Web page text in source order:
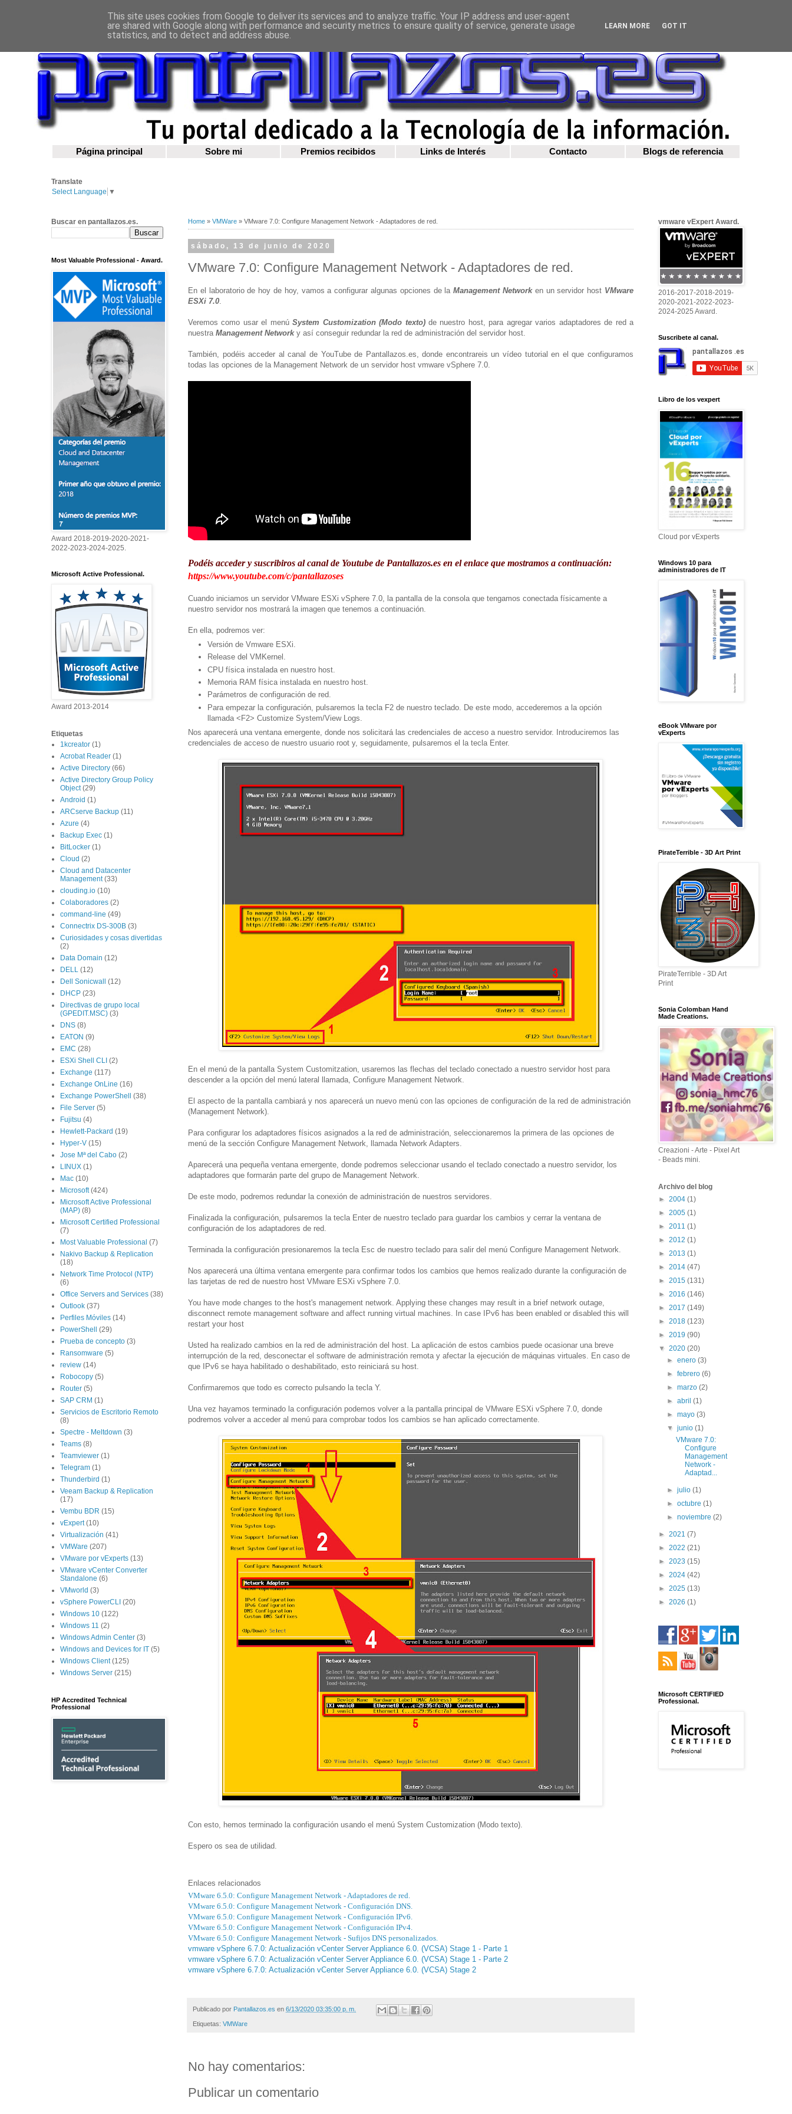
Página principal Sobre mi Premios recibidos Links de Interés Contacto Blogs de referencia
Translate
Select Language ▼
Home » VMWare » VMware 7.0: Configure Management Network - Adaptadores de red.
sábado, 13 de junio de 2020
VMware 7.0: Configure Management Network - Adaptadores de red.
En el laboratorio de hoy de hoy, vamos a configurar algunas opciones de laManagement Networken un servidor host VMware
ESXi 7.0
Veremos como usar el menúSystem Customization (Modo texto)de nuestro host, para agregar varios adaptadores de red a
nuestra Management Networky así conseguir redundar la red de administración del servidor host.
También, podéis acceder al canal de YouTube de Pantallazos.es, donde encontrareis un vídeo tutorial en el que configuramos
todas las opciones de la Management Network de un servidor host vmware vSphere 7.0.
Podéis acceder y suscribiros al canal de Youtube de Pantallazos.es en el enlace que mostramos a continuación:
https://www.youtube.com/c/pantallazoses
Cuando iniciamos un servidor VMware ESXi vSphere 7.0, la pantalla de la consola que tengamos conectada físicamente a
nuestro servidor nos mostrará la imagen que tenemos a continuación.
En ella, podremos ver:
Versión de Vmware ESXi.
Release del VMKernel.
CPU física instalada en nuestro host.
Memoria RAM física instalada en nuestro host.
Parámetros de configuración de red.
Para empezar la configuración, pulsaremos la tecla F2 de nuestro teclado. De este modo, accederemos a la opción
llamada <F2> Customize System/View Logs.
Nos aparecerá una ventana emergente, donde nos solicitará las credenciales de acceso a nuestro servidor. Introduciremos las
credenciales de acceso de nuestro usuario root y, seguidamente, pulsaremos el la tecla Enter.
En el menú de la pantalla System Customitzation, usaremos las flechas del teclado conectado a nuestro servidor host para
descender a la opción del menú lateral llamada, Configure Management Network.
El aspecto de la pantalla cambiará y nos aparecerá un nuevo menú con las opciones de configuración de la red de administración
(Management Network).
Para configurar los adaptadores físicos asignados a la red de administración, seleccionaremos la primera de las opciones de
menú de la sección Configure Management Network, llamada Network Adapters.
Aparecerá una pequeña ventana emergente, donde podremos seleccionar usando el teclado conectado a nuestro servidor, los
adaptadores que formarán parte del grupo de Management Network.
De este modo, podremos redundar la conexión de administración de nuestros servidores.
Finalizada la configuración, pulsaremos la tecla Enter de nuestro teclado para guardar los cambios y cerrar la ventana de
configuración de los adaptadores de red.
Terminada la configuración presionaremos la tecla Esc de nuestro teclado para salir del menú Configure Management Network.
Nos aparecerá una última ventana emergente para confirmar todos los cambios que hemos realizado durante la configuración de
las tarjetas de red de nuestro host VMware ESXi vSphere 7.0.
You have mode changes to the host's management network. Applying these changes may result in a brief network outage,
disconnect remote management software and affect running virtual machines. In case IPv6 has been enabled or disabled this will
restart your host
Usted ha realizado cambios en la red de administración del host. La aplicación de estos cambios puede ocasionar una breve
interrupción de la red, desconectar el software de administración remota y afectar la ejecución de máquinas virtuales. En caso de
que IPv6 se haya habilitado o deshabilitado, esto reiniciará su host.
Confirmaremos que todo es correcto pulsando la tecla Y.
Una vez hayamos terminado la configuración podemos volver a la pantalla principal de VMware ESXi vSphere 7.0, donde
podremos volver a acceder al menú para comprobar todos los cambios se han aplicado correctamente.
Con esto, hemos terminado la configuración usando el menú System Customization (Modo texto).
Espero os sea de utilidad.
Enlaces relacionados
VMware 6.5.0: Configure Management Network - Adaptadores de red.
VMware 6.5.0: Configure Management Network - Configuración DNS.
VMware 6.5.0: Configure Management Network - Configuración IPv6.
VMware 6.5.0: Configure Management Network - Configuración IPv4.
VMware 6.5.0: Configure Management Network - Sufijos DNS personalizados.
vmware vSphere 6.7.0: Actualización vCenter Server Appliance 6.0. (VCSA) Stage 1 - Parte 1
vmware vSphere 6.7.0: Actualización vCenter Server Appliance 6.0. (VCSA) Stage 1 - Parte 2
vmware vSphere 6.7.0: Actualización vCenter Server Appliance 6.0. (VCSA) Stage 2
Publicado por Pantallazos.es en 6/13/2020 03:35:00 p. m.
Etiquetas: VMWare
No hay comentarios:
Publicar un comentario
Buscar en pantallazos.es.
Most Valuable Professional - Award.
Award 2018-2019-2020-2021-
2022-2023-2024-2025.
Microsoft Active Professional.
Award 2013-2014
Etiquetas
1kcreator (1)
Acrobat Reader (1)
Active Directory (66)
Active Directory Group Policy
Object (29)
Android (1)
ARCserve Backup (11)
Azure (4)
Backup Exec (1)
BitLocker (1)
Cloud (2)
Cloud and Datacenter
Management (33)
clouding.io (10)
Colaboradores (2)
command-line (49)
Connectrix DS-300B (3)
Curiosidades y cosas divertidas
(2)
Data Domain (12)
DELL (12)
Dell Sonicwall (12)
DHCP (23)
Directivas de grupo local
(GPEDIT.MSC) (3)
DNS (8)
EATON (9)
EMC (28)
ESXi Shell CLI (2)
Exchange (117)
Exchange OnLine (16)
Exchange PowerShell (38)
File Server (5)
Fujitsu (4)
Hewlett-Packard (19)
Hyper-V (15)
Jose Mª del Cabo (2)
LINUX (1)
Mac (10)
Microsoft (424)
Microsoft Active Professional
(MAP) (8)
Microsoft Certified Professional
(7)
Most Valuable Professional (7)
Nakivo Backup & Replication
(18)
Network Time Protocol (NTP)
(6)
Office Servers and Services (38)
Outlook (37)
Perfiles Móviles (14)
PowerShell (29)
Prueba de concepto (3)
Ransomware (5)
review (14)
Robocopy (5)
Router (5)
SAP CRM (1)
Servicios de Escritorio Remoto
(8)
Spectre - Meltdown (3)
Teams (8)
Teamviewer (1)
Telegram (1)
Thunderbird (1)
Veeam Backup & Replication
(17)
Vembu BDR (15)
vExpert (10)
Virtualización (41)
VMWare (207)
VMware por vExperts (13)
VMware vCenter Converter
Standalone (6)
VMworld (3)
vSphere PowerCLI (20)
Windows 10 (122)
Windows 11 (2)
Windows Admin Center (3)
Windows and Devices for IT (5)
Windows Client (125)
Windows Server (215)
HP Accredited Technical
Professional
vmware vExpert Award.
2016-2017-2018-2019-
2020-2021-2022-2023-
2024-2025 Award.
Suscribete al canal.
Libro de los vexpert
Cloud por vExperts
Windows 10 para
administradores de IT
eBook VMware por
vExperts
PirateTerrible - 3D Art Print
PirateTerrible - 3D Art
Print
Sonia Colomban Hand
Made Creations.
Creazioni - Arte - Pixel Art
- Beads mini.
Archivo del blog
► 2004 (1)
► 2005 (1)
► 2011 (1)
► 2012 (1)
► 2013 (1)
► 2014 (47)
► 2015 (131)
► 2016 (146)
► 2017 (149)
► 2018 (123)
► 2019 (90)
▼ 2020 (20)
►enero(3)
►febrero(6)
►marzo(2)
►abril(1)
►mayo(3)
▼junio(1)
VMware 7.0:
Configure
Management
Network -
Adaptad...
►julio(1)
►octubre(1)
►noviembre(2)
► 2021 (7)
► 2022 (21)
► 2023 (15)
► 2024 (42)
► 2025 (13)
► 2026 (1)
Microsoft CERTIFIED
Professional.
This site uses cookies from Google to deliver its services and to analyze traffic. Your IP address and user-agent
are shared with Google along with performance and security metrics to ensure quality of service, generate usage
statistics, and to detect and address abuse.
LEARN MORE GOT IT